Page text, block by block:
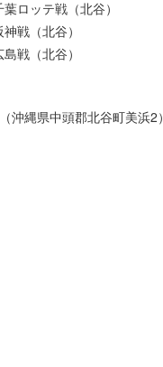
ロッテ戦（北谷）
戦（北谷）
戦（北谷）
沖縄県中頭郡北谷町美浜2）